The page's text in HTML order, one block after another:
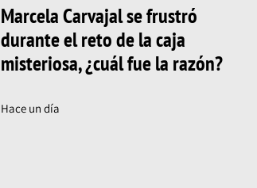
Marcela Carvajal se frustró
durante el reto de la caja
misteriosa, ¿cuál fue la razón?
Hace un día